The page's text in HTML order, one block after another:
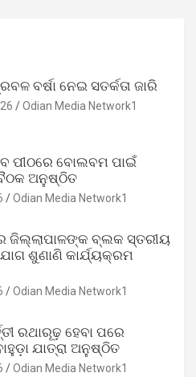
ବର୍ଷା ନେଇ ସତର୍କତା ଜାରି
Odian Media Network1
ପୀଠରେ ବୋଲବମ ପାଇଁ
ଅନୁଷ୍ଠିତ
Odian Media Network1
ଜିଲ୍ଲାପାଳଙ୍କ ବ୍ଲକ ସ୍ତରୀୟ
ଶୁଣାଣି କାର୍ଯ୍ୟକ୍ରମ
Odian Media Network1
ରଥାରୂଢ଼ ହେବା ପରେ
ଯାତ୍ରା ଅନୁଷ୍ଠିତ
Odian Media Network1